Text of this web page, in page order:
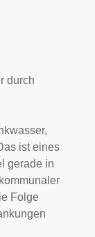
durch
ist eines
gerade in
Folge